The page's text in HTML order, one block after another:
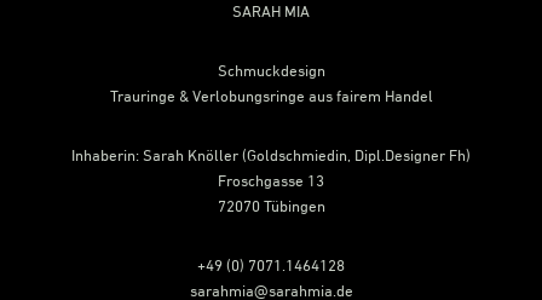
SARAH MIA
Schmuckdesign
Trauringe & Verlobungsringe aus fairem Handel
Inhaberin: Sarah Knöller (Goldschmiedin, Dipl.Designer Fh)
Froschgasse 13
72070 Tübingen
+49 (0) 7071.1464128
sarahmia@sarahmia.de